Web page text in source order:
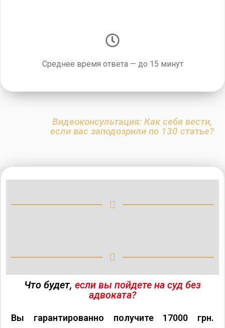
Среднее время ответа — до 15 минут
Видеоконсультация: Как себя вести,
если вас заподозрили по 130 статье?
Что будет, если вы пойдете на суд без
адвоката?
Вы гарантированно получите 17000 грн.